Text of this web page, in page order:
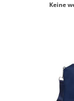
Keine